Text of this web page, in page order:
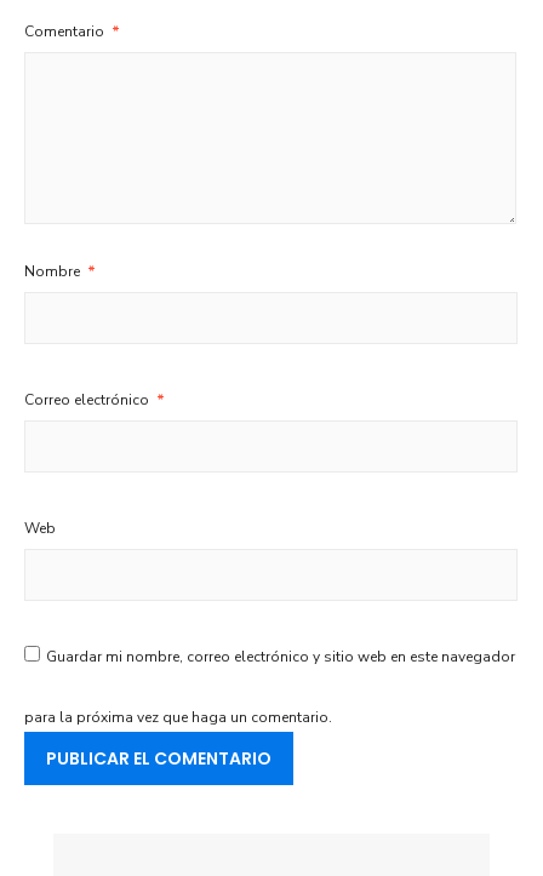
Comentario *
Nombre *
Correo electrónico *
Web
Guardar mi nombre, correo electrónico y sitio web en este navegador
para la próxima vez que haga un comentario.